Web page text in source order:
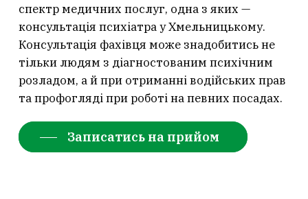
спектр медичних послуг, одна з яких —
консультація психіатра у Хмельницькому.
Консультація фахівця може знадобитись не
тільки людям з діагностованим психічним
розладом, а й при отриманні водійських прав
та профогляді при роботі на певних посадах.
Записатись на прийом